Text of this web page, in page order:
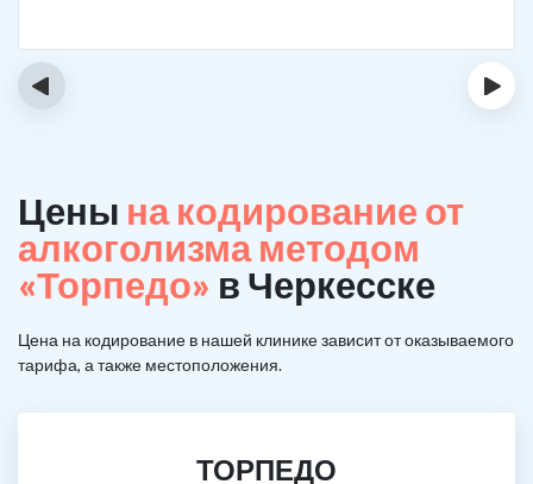
‹ ›
Цены на кодирование от
алкоголизма методом
«Торпедо» в Черкесске
Цена на кодирование в нашей клинике зависит от оказываемого
тарифа, а также местоположения.
ТОРПЕДО